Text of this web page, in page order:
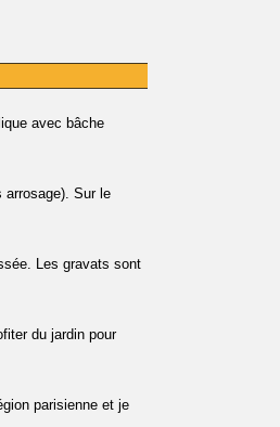
avec bâche
arrosage). Sur le
Les gravats sont
du jardin pour
parisienne et je